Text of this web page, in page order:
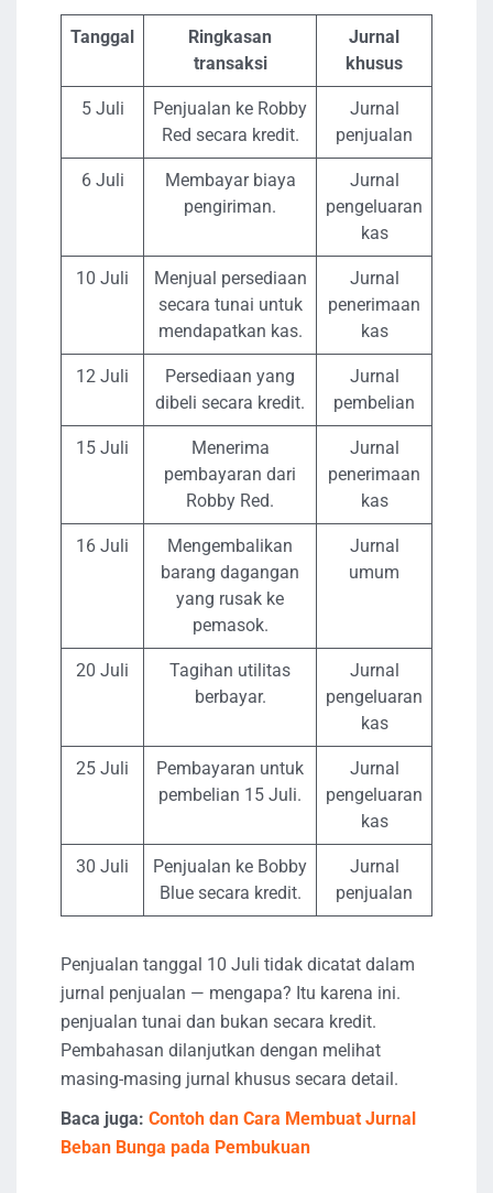
Tanggal
Ringkasan
transaksi
Jurnal
khusus
5 Juli
Penjualan ke Robby
Red secara kredit.
Jurnal
penjualan
6 Juli
Membayar biaya
pengiriman.
Jurnal
pengeluaran
kas
10 Juli
Menjual persediaan
secara tunai untuk
mendapatkan kas.
Jurnal
penerimaan
kas
12 Juli
Persediaan yang
dibeli secara kredit.
Jurnal
pembelian
15 Juli
Menerima
pembayaran dari
Robby Red.
Jurnal
penerimaan
kas
16 Juli
Mengembalikan
barang dagangan
yang rusak ke
pemasok.
Jurnal
umum
20 Juli
Tagihan utilitas
berbayar.
Jurnal
pengeluaran
kas
25 Juli
Pembayaran untuk
pembelian 15 Juli.
Jurnal
pengeluaran
kas
30 Juli
Penjualan ke Bobby
Blue secara kredit.
Jurnal
penjualan
Penjualan tanggal 10 Juli tidak dicatat dalam
jurnal penjualan — mengapa? Itu karena ini.
penjualan tunai dan bukan secara kredit.
Pembahasan dilanjutkan dengan melihat
masing-masing jurnal khusus secara detail.
Baca juga: Contoh dan Cara Membuat Jurnal
Beban Bunga pada Pembukuan